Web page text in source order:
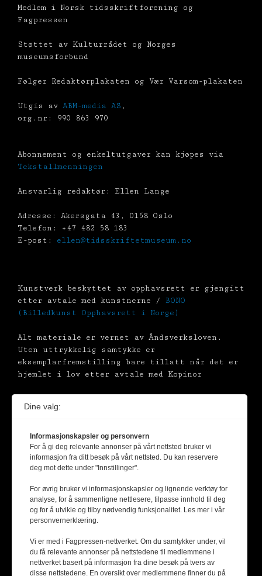
Medlem i Norsk tidsskriftforening og
Fagpressen
Støttet av Kulturrådet og Norges
museumsforbund
Følger Redaktørplakaten og Vær Varsom-plakaten
Utgis av ABM-media AS ,
org.nr: 990 863 970
Abonnement og enkeltutgaver kan kjøpes via
Tekstallmenningen
Ansvarlig redaktør: Ellen Lange
Adresse: Akersgata 43, 0158 Oslo
Telefon: +47 482 58 183
E-post: ellen@tidsskriftetmuseum.no
Kunstverk beskyttet av opphavsrett er gjengitt
etter avtale med kunstnerne / BONO
(Billedkunst Opphavsrett i Norge)
Alt materiale er vernet av Åndsverksloven.
Uten uttrykkelig samtykke er
eksemplarfremstilling bare tillatt når det er
hjemlet i lov etter avtale med Kopinor
Dine valg:
Informasjonskapsler og personvern
For å gi deg relevante annonser på vårt nettsted bruker vi
informasjon fra ditt besøk på vårt nettsted. Du kan reservere
deg mot dette under "Innstillinger".
For øvrig bruker vi informasjonskapsler og lignende verktøy for
analyse, for å sammenligne nettlesere, tilpasse innhold til deg
og for å utvikle og tilby nødvendig funksjonalitet. Les mer i vår
personvernerklæring.
Vi er med i Fagpressen-nettverket. Om du samtykker under, vil
du få relevante annonser på nettstedene til medlemmene i
nettverket basert på informasjon fra dine besøk på tvers av
disse nettstedene. En oversikt over medlemmene finner du på